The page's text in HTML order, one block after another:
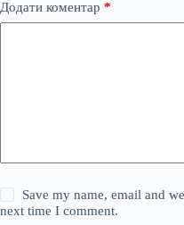
Додати коментар *
Save my name, email and
next time I comment.